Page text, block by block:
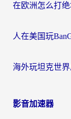
影音加速器